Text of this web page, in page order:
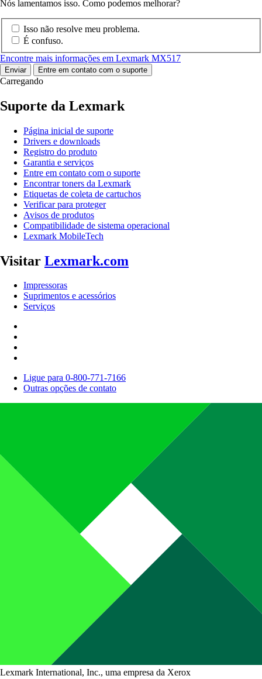
Nós lamentamos isso. Como podemos melhorar?
Isso não resolve meu problema.
É confuso.
Encontre mais informações em Lexmark MX517
Enviar Entre em contato com o suporte
Carregando
Suporte da Lexmark
Página inicial de suporte
Drivers e downloads
Registro do produto
Garantia e serviços
Entre em contato com o suporte
Encontrar toners da Lexmark
Etiquetas de coleta de cartuchos
Verificar para proteger
Avisos de produtos
Compatibilidade de sistema operacional
Lexmark MobileTech
Visitar Lexmark.com
Impressoras
Suprimentos e acessórios
Serviços
Ligue para 0-800-771-7166
Outras opções de contato
Lexmark International, Inc., uma empresa da Xerox